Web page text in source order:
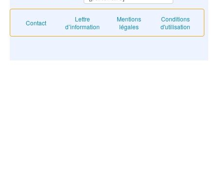
Contact
Lettre
d’information
Mentions
légales
Conditions
d'utilisation